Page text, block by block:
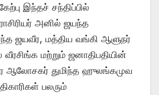
இந்தச் சந்திப்பில்
அனில் ஜயந்த
ஜயவீர, மத்திய வங்கி ஆளுநர்
வீரசிங்க மற்றும் ஜனாதிபதியின்
ஆலோசகர் துமிந்த ஹுலங்கமுவ
பலரும்